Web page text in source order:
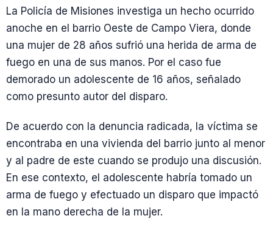
La Policía de Misiones investiga un hecho ocurrido
anoche en el barrio Oeste de Campo Viera, donde
una mujer de 28 años sufrió una herida de arma de
fuego en una de sus manos. Por el caso fue
demorado un adolescente de 16 años, señalado
como presunto autor del disparo.
De acuerdo con la denuncia radicada, la víctima se
encontraba en una vivienda del barrio junto al menor
y al padre de este cuando se produjo una discusión.
En ese contexto, el adolescente habría tomado un
arma de fuego y efectuado un disparo que impactó
en la mano derecha de la mujer.